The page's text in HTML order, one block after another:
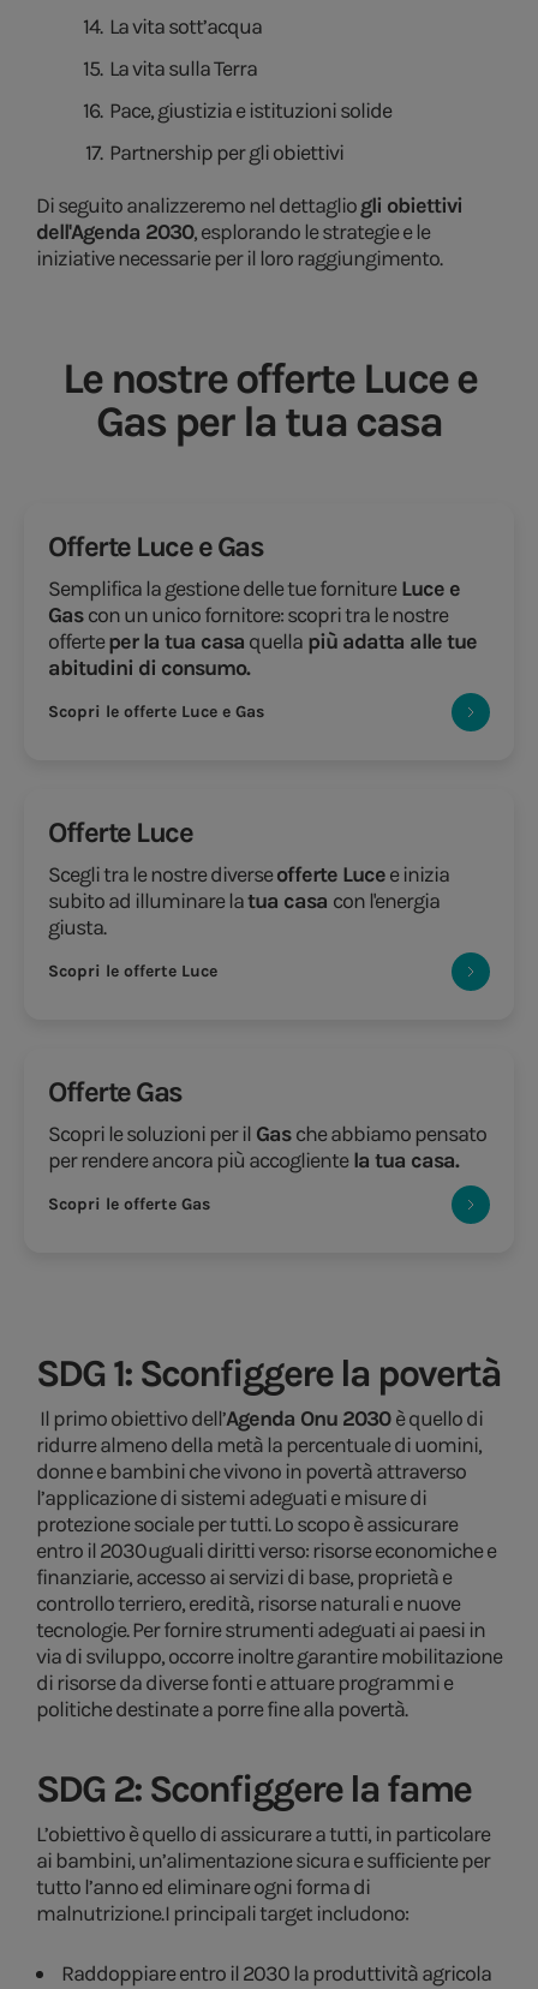
La vita sott’acqua
La vita sulla Terra
Pace, giustizia e istituzioni solide
Partnership per gli obiettivi
Di seguito analizzeremo nel dettagliogli obiettivi
dell'Agenda 2030, esplorando le strategie e le
iniziative necessarie per il loro raggiungimento.
Le nostre offerte Luce e
Gas per la tua casa
Offerte Luce e Gas
Semplifica la gestione delle tue fornitureLuce e
Gascon un unico fornitore: scopri tra le nostre
offerteper la tua casa quella più adatta alle tue
abitudini di consumo.
Scopri le offerte Luce e Gas
Offerte Luce
Scegli tra le nostre diverseofferte Lucee inizia
subito ad illuminare latua casa con l'energia
giusta.
Scopri le offerte Luce
Offerte Gas
Scopri le soluzioni per il Gasche abbiamo pensato
per rendere ancora più accoglientela tua casa.
Scopri le offerte Gas
SDG 1: Sconfiggere la povertà
Il primo obiettivo dell’Agenda Onu 2030è quello di
ridurre almeno della metà la percentuale di uomini,
donne e bambini che vivono in povertà attraverso
l’applicazione di sistemi adeguati e misure di
protezione sociale per tutti. Lo scopo è assicurare
entro il 2030 uguali diritti verso: risorse economiche e
finanziarie, accesso ai servizi di base, proprietà e
controllo terriero, eredità, risorse naturali e nuove
tecnologie. Per fornire strumenti adeguati ai paesi in
via di sviluppo, occorre inoltre garantire mobilitazione
di risorse da diverse fonti e attuare programmi e
politiche destinate a porre fine alla povertà.
SDG 2: Sconfiggere la fame
L’obiettivo è quello di assicurare a tutti, in particolare
ai bambini, un’alimentazione sicura e sufficiente per
tutto l’anno ed eliminare ogni forma di
malnutrizione. I principali target includono:
Raddoppiare entro il 2030 la produttività agricola